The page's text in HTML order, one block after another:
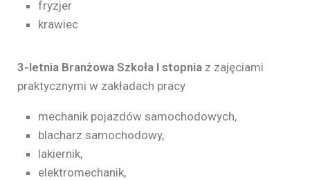
fryzjer
krawiec
3-letnia Branżowa Szkoła I stopnia z zajęciami
praktycznymi w zakładach pracy
mechanik pojazdów samochodowych,
blacharz samochodowy,
lakiernik,
elektromechanik,